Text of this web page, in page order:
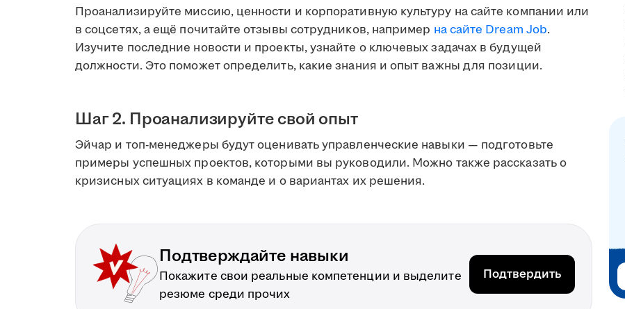
Проанализируйте миссию, ценности и корпоративную культуру на сайте компании или
в соцсетях, а ещё почитайте отзывы сотрудников, например на сайте Dream Job.
Изучите последние новости и проекты, узнайте о ключевых задачах в будущей
должности. Это поможет определить, какие знания и опыт важны для позиции.
Шаг 2. Проанализируйте свой опыт
Эйчар и топ-менеджеры будут оценивать управленческие навыки — подготовьте
примеры успешных проектов, которыми вы руководили. Можно также рассказать о
кризисных ситуациях в команде и о вариантах их решения.
Подтверждайте навыки
Покажите свои реальные компетенции и выделите
резюме среди прочих
Подтвердить